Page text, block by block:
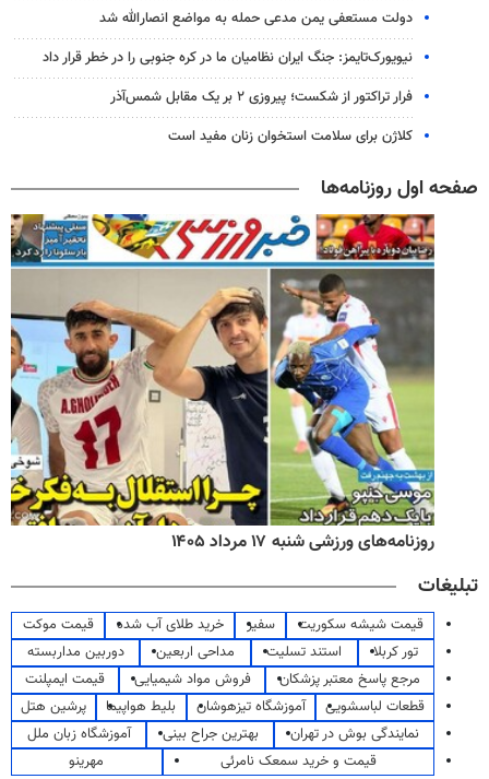
دولت مستعفی یمن مدعی حمله به مواضع انصارالله شد
نیویورک‌تایمز: جنگ ایران نظامیان ما در کره جنوبی را در خطر قرار داد
فرار تراکتور از شکست؛ پیروزی ۲ بر یک مقابل شمس‌آذر
کلاژن برای سلامت استخوان زنان مفید است
صفحه اول روزنامه‌ها
روزنامه‌های ورزشی شنبه ۱۷ مرداد ۱۴۰۵
تبلیغات
قیمت شیشه سکوریت سفیر خرید طلای آب شده
قیمت موکت
تور کربلا
استند تسلیت مداحی اربعین
دوربین مداربسته
مرجع پاسخ معتبر پزشکان
فروش مواد شیمیایی
قیمت ایمپلنت
قطعات لباسشویی
آموزشگاه تیزهوشان بلیط هواپیما
پرشین هتل
نمایندگی بوش در تهران
بهترین جراح بینی
آموزشگاه زبان ملل
قیمت و خرید سمعک نامرئی
مهرینو